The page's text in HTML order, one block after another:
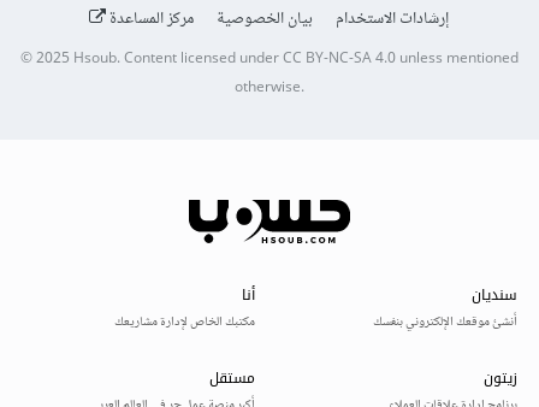
إرشادات الاستخدام
بيان الخصوصية مركز المساعدة
© 2025Hsoub.Content licensed underCC BY-NC-SA 4.0unless mentioned
otherwise.